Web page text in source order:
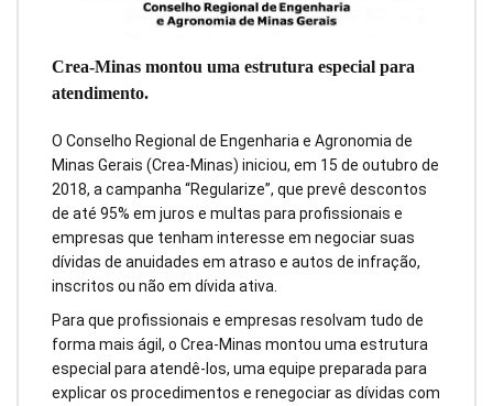
Crea-Minas montou uma estrutura especial para
atendimento.
O Conselho Regional de Engenharia e Agronomia de
Minas Gerais (Crea-Minas) iniciou, em 15 de outubro de
2018, a campanha “Regularize”, que prevê descontos
de até 95% em juros e multas para profissionais e
empresas que tenham interesse em negociar suas
dívidas de anuidades em atraso e autos de infração,
inscritos ou não em dívida ativa.
Para que profissionais e empresas resolvam tudo de
forma mais ágil, o Crea-Minas montou uma estrutura
especial para atendê-los, uma equipe preparada para
explicar os procedimentos e renegociar as dívidas com